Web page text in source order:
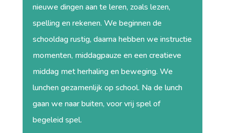
nieuwe dingen aan te leren, zoals lezen,
spelling en rekenen. We beginnen de
schooldag rustig, daarna hebben we instructie
momenten, middagpauze en een creatieve
middag met herhaling en beweging. We
lunchen gezamenlijk op school. Na de lunch
gaan we naar buiten, voor vrij spel of
begeleid spel.